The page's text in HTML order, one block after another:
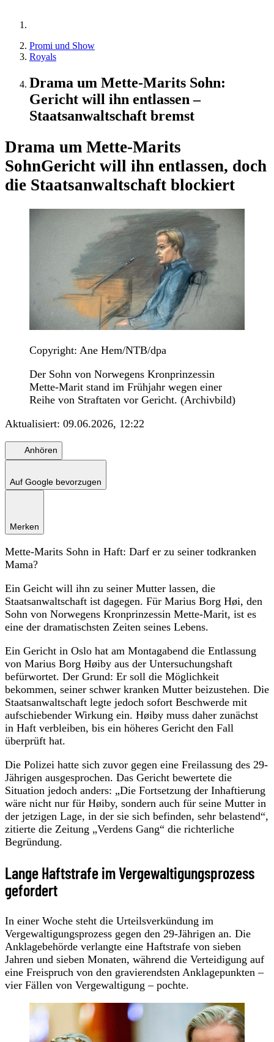
Promi und Show
Royals
Drama um Mette-Marits Sohn:
Gericht will ihn entlassen –
Staatsanwaltschaft bremst
Drama um Mette-Marits
SohnGericht will ihn entlassen, doch
die Staatsanwaltschaft blockiert
Copyright: Ane Hem/NTB/dpa
Der Sohn von Norwegens Kronprinzessin
Mette-Marit stand im Frühjahr wegen einer
Reihe von Straftaten vor Gericht. (Archivbild)
Aktualisiert: 09.06.2026, 12:22
Anhören
Auf Google bevorzugen
Merken
Mette-Marits Sohn in Haft: Darf er zu seiner todkranken
Mama?
Ein Geicht will ihn zu seiner Mutter lassen, die
Staatsanwaltschaft ist dagegen. Für Marius Borg Høi, den
Sohn von Norwegens Kronprinzessin Mette-Marit, ist es
eine der dramatischsten Zeiten seines Lebens.
Ein Gericht in Oslo hat am Montagabend die Entlassung
von Marius Borg Høiby aus der Untersuchungshaft
befürwortet. Der Grund: Er soll die Möglichkeit
bekommen, seiner schwer kranken Mutter beizustehen. Die
Staatsanwaltschaft legte jedoch sofort Beschwerde mit
aufschiebender Wirkung ein. Høiby muss daher zunächst
in Haft verbleiben, bis ein höheres Gericht den Fall
überprüft hat.
Die Polizei hatte sich zuvor gegen eine Freilassung des 29-
Jährigen ausgesprochen. Das Gericht bewertete die
Situation jedoch anders: „Die Fortsetzung der Inhaftierung
wäre nicht nur für Høiby, sondern auch für seine Mutter in
der jetzigen Lage, in der sie sich befinden, sehr belastend“,
zitierte die Zeitung „Verdens Gang“ die richterliche
Begründung.
Lange Haftstrafe im Vergewaltigungsprozess
gefordert
In einer Woche steht die Urteilsverkündung im
Vergewaltigungsprozess gegen den 29-Jährigen an. Die
Anklagebehörde verlangte eine Haftstrafe von sieben
Jahren und sieben Monaten, während die Verteidigung auf
eine Freispruch von den gravierendsten Anklagepunkten –
vier Fällen von Vergewaltigung – pochte.